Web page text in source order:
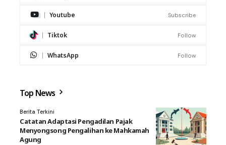
Youtube Subscribe
Tiktok Follow
WhatsApp Follow
Top News
Berita Terkini
Catatan Adaptasi Pengadilan Pajak
Menyongsong Pengalihan ke Mahkamah
Agung